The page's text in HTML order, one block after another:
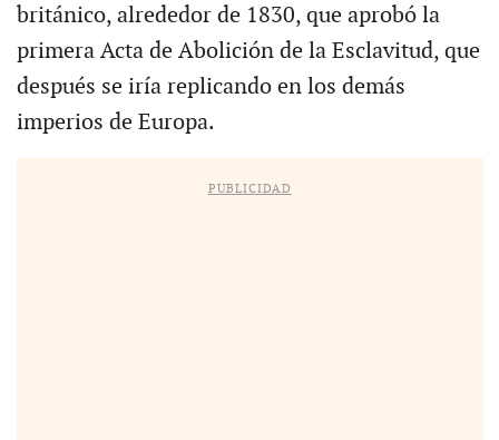
británico, alrededor de 1830, que aprobó la
primera Acta de Abolición de la Esclavitud, que
después se iría replicando en los demás
imperios de Europa.
PUBLICIDAD